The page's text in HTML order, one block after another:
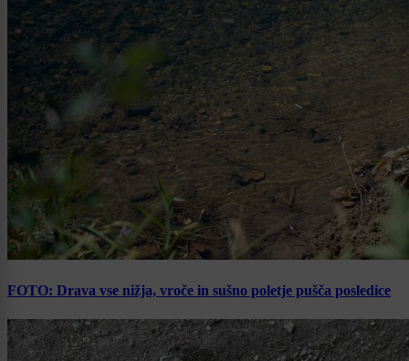
FOTO: Drava vse nižja, vroče in sušno poletje pušča posledice